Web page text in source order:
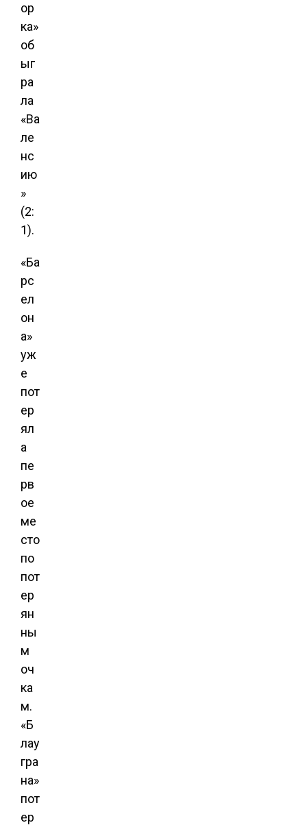
ор
ка»
об
ыг
ра
ла
«Ва
ле
нс
ию
»
(2:
1).
«Ба
рс
ел
он
а»
уж
е
пот
ер
ял
а
пе
рв
ое
ме
сто
по
пот
ер
ян
ны
м
оч
ка
м.
«Б
лау
гра
на»
пот
ер